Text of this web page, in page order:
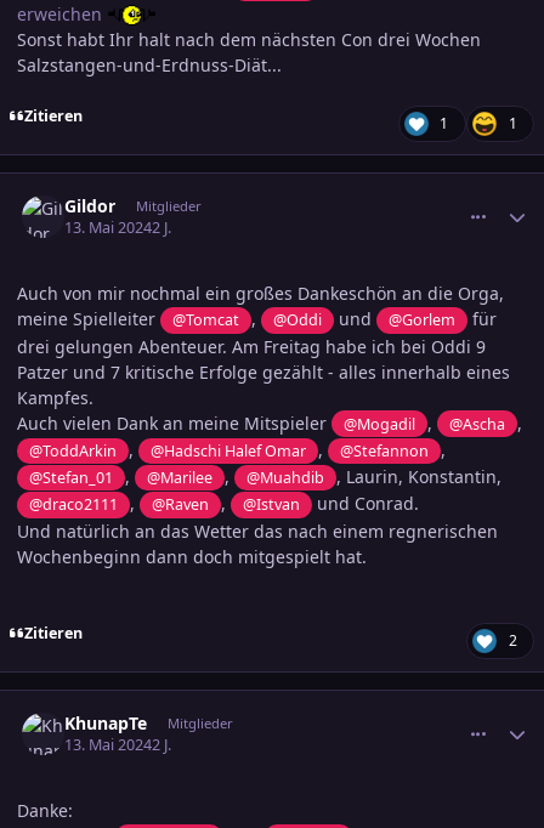
erweichen
Sonst habt Ihr halt nach dem nächsten Con drei Wochen
Salzstangen-und-Erdnuss-Diät...
Zitieren 1 1
Gildor Mitglieder
13. Mai 20242 J.
Auch von mir nochmal ein großes Dankeschön an die Orga,
meine Spielleiter
@Tomcat , @Oddi und @Gorlem
für
drei gelungen Abenteuer. Am Freitag habe ich bei Oddi 9
Patzer und 7 kritische Erfolge gezählt - alles innerhalb eines
Kampfes.
Auch vielen Dank an meine Mitspieler
@Mogadil , @Ascha ,
@ToddArkin , @Hadschi Halef Omar , @Stefannon ,
@Stefan_01 , @Marilee , @Muahdib , Laurin, Konstantin,
@draco2111 , @Raven , @Istvan
und Conrad.
Und natürlich an das Wetter das nach einem regnerischen
Wochenbeginn dann doch mitgespielt hat.
Zitieren 2
KhunapTe Mitglieder
13. Mai 20242 J.
Danke: